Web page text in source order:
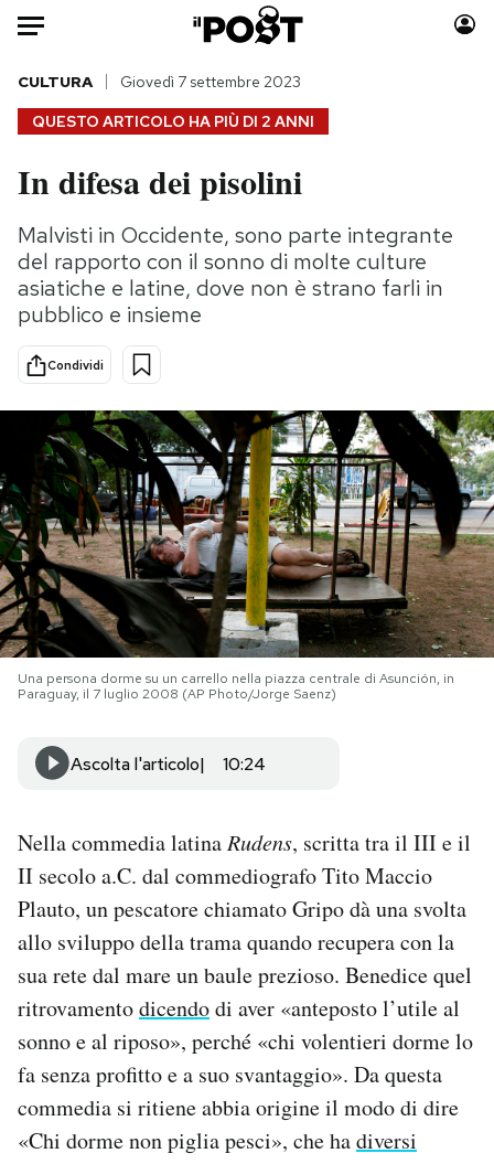
Auto
HOME
Italia
Politica
Tecnologia
Internet
Scienza
Cultura
Economia
Sport
Moda
Consumismi
Storie/Idee
Altrecose
Mondiali calcio 2026
PODCAST
NEWSLETTER
I MIEI PREFERITI
SHOP
AREA PERSONALE
Area Personale
Newsletter
Notifiche mobile
Regala il Post
Hai bisogno di aiuto?
Esci
QUESTO ARTICOLO HA PIÙ DI 2 ANNI
CULTURA Giovedì 7 settembre 2023
In difesa dei pisolini
Malvisti in Occidente, sono parte integrante
del rapporto con il sonno di molte culture
asiatiche e latine, dove non è strano farli in
pubblico e insieme
Condividi
Una persona dorme su un carrello nella piazza centrale di Asunción, in
Paraguay, il 7 luglio 2008 (AP Photo/Jorge Saenz)
Ascolta l'articolo 10:24
Nella commedia latinaRudens, scritta tra il III e il
II secolo a.C. dal commediografo Tito Maccio
Plauto, un pescatore chiamato Gripo dà una svolta
allo sviluppo della trama quando recupera con la
sua rete dal mare un baule prezioso. Benedice quel
ritrovamentodicendodi aver «anteposto l’utile al
sonno e al riposo», perché «chi volentieri dorme lo
fa senza profitto e a suo svantaggio». Da questa
commedia si ritiene abbia origine il modo di dire
«Chi dorme non piglia pesci», che hadiversi